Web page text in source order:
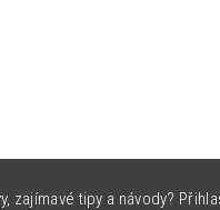
zajímavé tipy a návody?